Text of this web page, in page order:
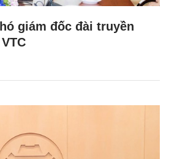
giám đốc đài truyền